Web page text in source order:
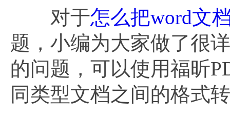
对于怎么把word文
题，小编为大家做了很
的问题，可以使用福昕
同类型文档之间的格式